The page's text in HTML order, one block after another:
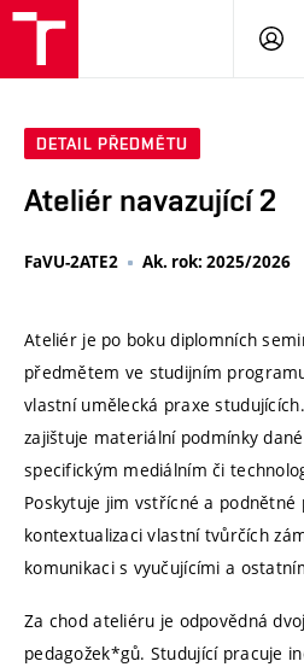
DETAIL PŘEDMĚTU
Ateliér navazující 2
FaVU-2ATE2 Ak. rok: 2025/2026
Ateliér je po boku diplomních
předmětem ve studijním
vlastní umělecká praxe
zajištuje materiální podmínky
specifickým mediálním či
Poskytuje jim vstřícné a
kontextualizaci vlastní tvůrčích
komunikaci s vyučujícími a
Za chod ateliéru je odpovědná
pedagožek*gů. Studující pracuje